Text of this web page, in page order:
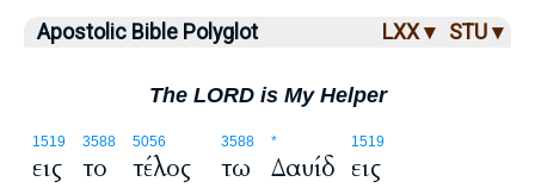
Apostolic Bible Polyglot LXX ▾ STU ▾
The LORD is My Helper
1519
εις
3588
το
5056
τέλος
3588
τω
*
Δαυίδ
1519
εις